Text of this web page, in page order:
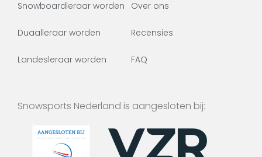
Snowboardleraar worden
Duaalleraar worden
Landesleraar worden
Over ons
Recensies
FAQ
Snowsports Nederland is aangesloten bij: